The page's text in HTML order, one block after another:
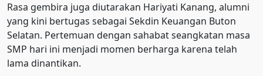
Rasa gembira juga diutarakan Hariyati Kanang, alumni
yang kini bertugas sebagai Sekdin Keuangan Buton
Selatan. Pertemuan dengan sahabat seangkatan masa
SMP hari ini menjadi momen berharga karena telah
lama dinantikan.